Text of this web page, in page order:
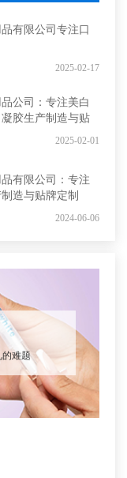
有限公司专注口
2025-02-17
公司：专注美白
胶生产制造与贴
2025-02-01
有限公司：专注
造与贴牌定制
2024-06-06
的难题